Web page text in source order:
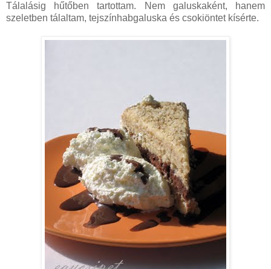
Tálalásig hűtőben tartottam. Nem galuskaként, hanem
szeletben tálaltam, tejszínhabgaluska és csokiöntet kísérte.